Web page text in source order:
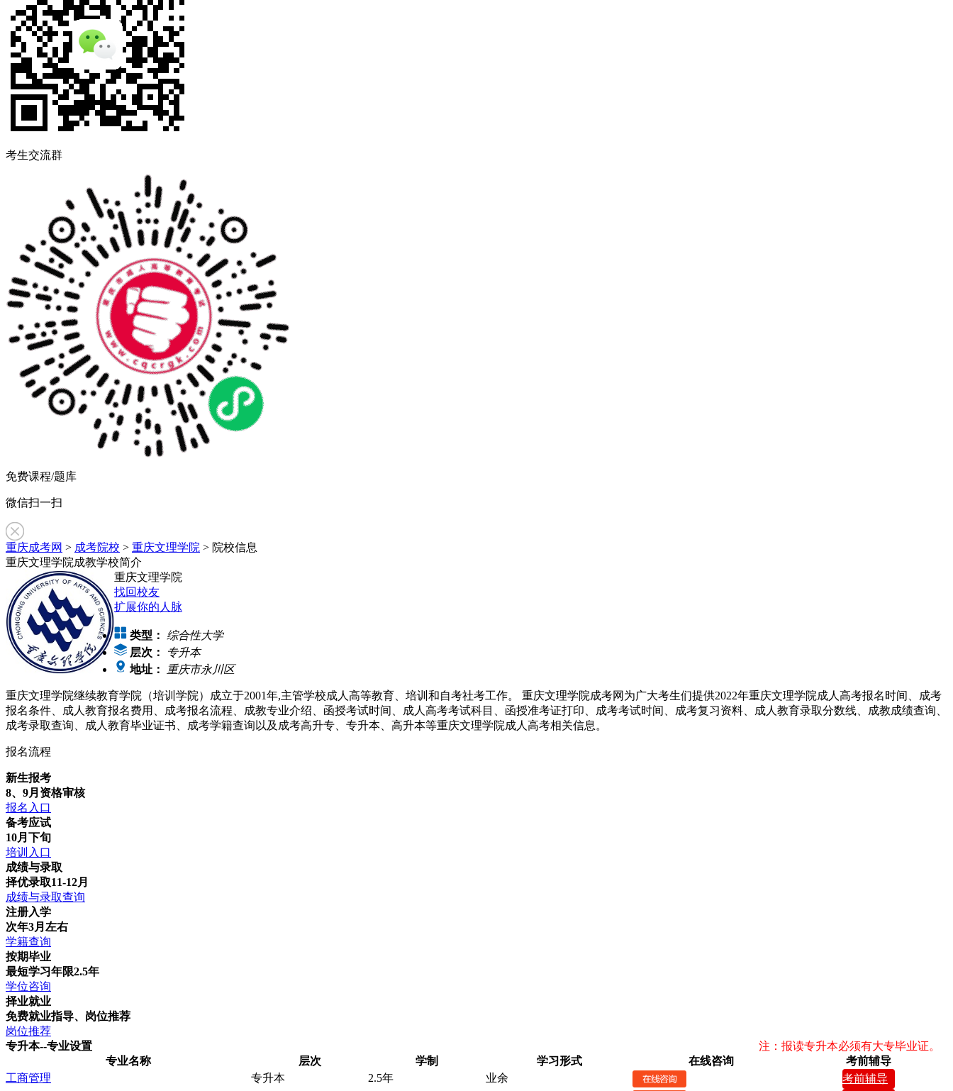
考生交流群
免费课程/题库
微信扫一扫
重庆成考网 > 成考院校 > 重庆文理学院 > 院校信息
重庆文理学院成教学校简介
重庆文理学院
找回校友
扩展你的人脉
类型：
综合性大学
层次：
专升本
地址：
重庆市永川区
重庆文理学院继续教育学院（培训学院）成立于2001年,主管学校成人高等教育、培训和自考社考工作。 重庆文理学院成考网为广大考生们提供2022年重庆文理学院成人高考报名时间、成考
报名条件、成人教育报名费用、成考报名流程、成教专业介绍、函授考试时间、成人高考考试科目、函授准考证打印、成考考试时间、成考复习资料、成人教育录取分数线、成教成绩查询、
成考录取查询、成人教育毕业证书、成考学籍查询以及成考高升专、专升本、高升本等重庆文理学院成人高考相关信息。
报名流程
新生报考
8、9月资格审核
报名入口
备考应试
10月下旬
培训入口
成绩与录取
择优录取11-12月
成绩与录取查询
注册入学
次年3月左右
学籍查询
按期毕业
最短学习年限2.5年
学位咨询
择业就业
免费就业指导、岗位推荐
岗位推荐
专升本--专业设置
注：报读专升本必须有大专毕业证。
专业名称
层次 学制 学习形式 在线咨询
考前辅导
工商管理
专升本 2.5年 业余 考前辅导